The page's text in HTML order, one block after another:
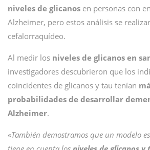
niveles de glicanos en personas con
Alzheimer, pero estos análisis se
cefalorraquídeo.
Al medir los niveles de glicanos en
investigadores descubrieron que los
coincidentes de glicanos y tau tenían
probabilidades de desarrollar
Alzheimer.
«También demostramos que un modelo